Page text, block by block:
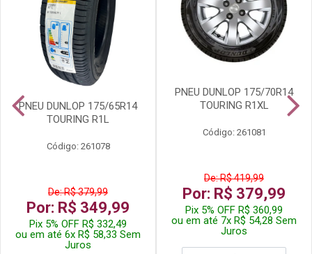
PNEU DUNLOP 175/65R14
TOURING R1L
Código: 261078
De: R$ 379,99
Por: R$ 349,99
Pix 5% OFF R$ 332,49
ou em até 6x R$ 58,33 Sem
Juros
PNEU DUNLOP 175/70R14
TOURING R1XL
Código: 261081
De: R$ 419,99
Por: R$ 379,99
Pix 5% OFF R$ 360,99
ou em até 7x R$ 54,28 Sem
Juros